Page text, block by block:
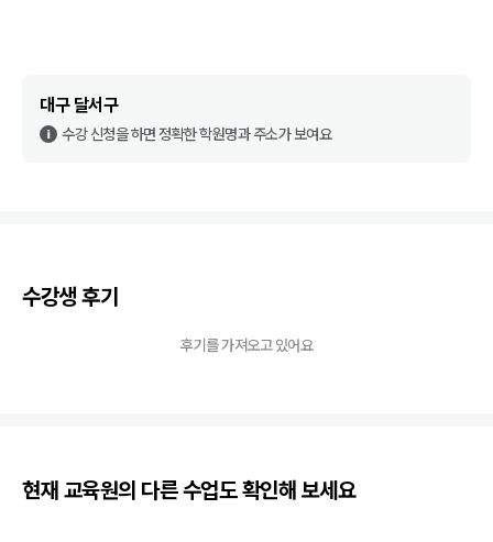
대구 달서구
수강 신청을 하면 정확한 학원명과 주소가 보여요
수강생 후기
후기를 가져오고 있어요
현재 교육원의 다른 수업도 확인해 보세요